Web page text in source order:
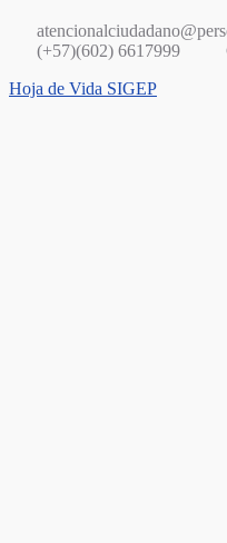
(+57)(602) 6617999
Hoja de Vida SIGEP